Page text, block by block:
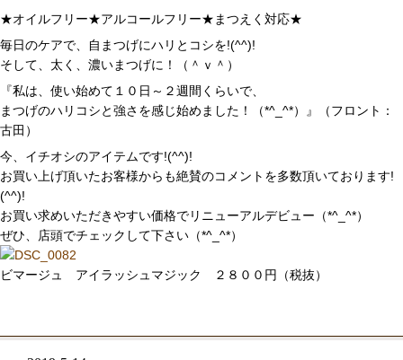
★オイルフリー★アルコールフリー★まつえく対応★
毎日のケアで、自まつげにハリとコシを!(^^)!
そして、太く、濃いまつげに！（＾ｖ＾）
『私は、使い始めて１０日～２週間くらいで、
まつげのハリコシと強さを感じ始めました！（*^_^*）』（フロント：
古田）
今、イチオシのアイテムです!(^^)!
お買い上げ頂いたお客様からも絶賛のコメントを多数頂いております!
(^^)!
お買い求めいただきやすい価格でリニューアルデビュー（*^_^*）
ぜひ、店頭でチェックして下さい（*^_^*）
ビマージュ アイラッシュマジック ２８００円（税抜）